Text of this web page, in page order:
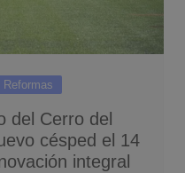
Reformas
del Cerro del
césped el 14
integral